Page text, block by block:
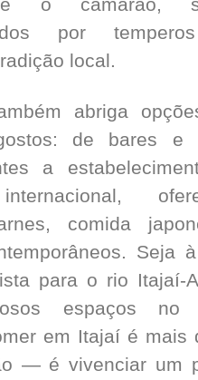
por
local.
abriga
de bares e
a
comida
Seja
para o rio Itajaí-
espaços no
em Itajaí é mais
— é vivenciar um